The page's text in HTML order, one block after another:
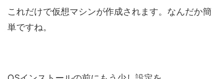
これだけで仮想マシンが作成されます。なんだか簡
単ですね。